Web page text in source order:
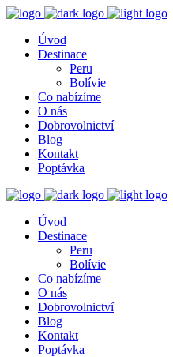
Úvod
Destinace
Peru
Bolívie
Co nabízíme
O nás
Dobrovolnictví
Blog
Kontakt
Poptávka
Úvod
Destinace
Peru
Bolívie
Co nabízíme
O nás
Dobrovolnictví
Blog
Kontakt
Poptávka